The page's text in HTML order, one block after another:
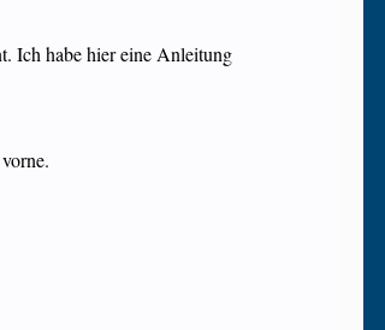
Ich habe hier eine Anleitung